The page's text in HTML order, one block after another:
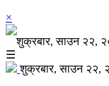
×
शुक्रबार, साउन २२,
☰
शुक्रबार, साउन २२,